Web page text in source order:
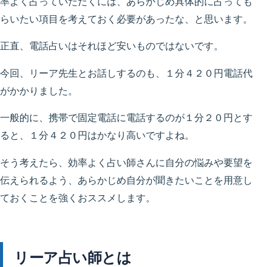
らいたい項目を考えておく必要があったな、と思います。
正直、電話占いはそれほど安いものではないです。
今回、リーア先生とお話しするのも、１分４２０円電話代
がかかりました。
一般的に、携帯で固定電話に電話するのが１分２０円とす
ると、１分４２０円はかなり高いですよね。
そう考えたら、効率よく占い師さんに自分の悩みや要望を
伝えられるよう、あらかじめ自分が聞きたいことを用意し
ておくことを強くおススメします。
リーア占い師とは